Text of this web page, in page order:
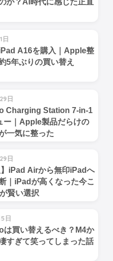
か？AI時代に感じた正直
日
A16を購入｜Apple整
5年ぶりの買い替え
日
Charging Station 7-in-1
ー｜Apple製品だらけの
一気に整った
日
】iPad Airから無印iPadへ
｜iPadが高くなった今こ
賢い選択
日
は買い替えるべき？M4か
すぎて笑ってしまった話